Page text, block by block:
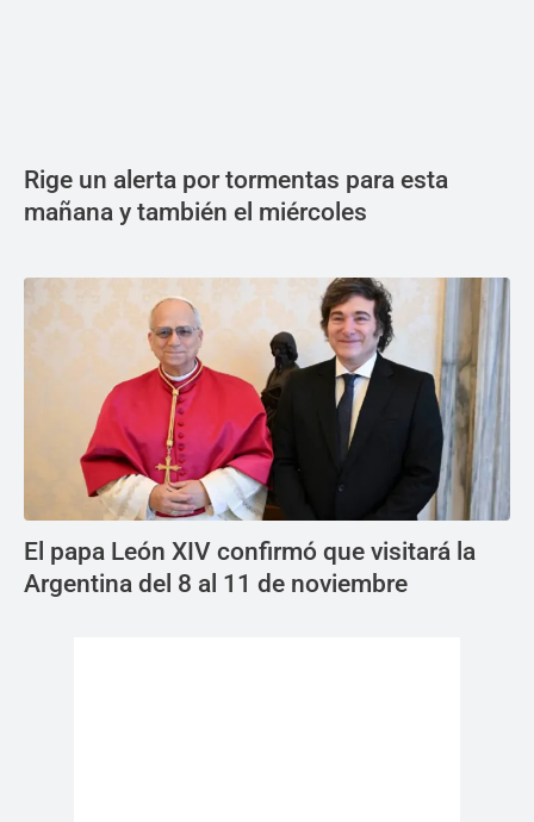
Rige un alerta por tormentas para esta
mañana y también el miércoles
El papa León XIV confirmó que visitará la
Argentina del 8 al 11 de noviembre